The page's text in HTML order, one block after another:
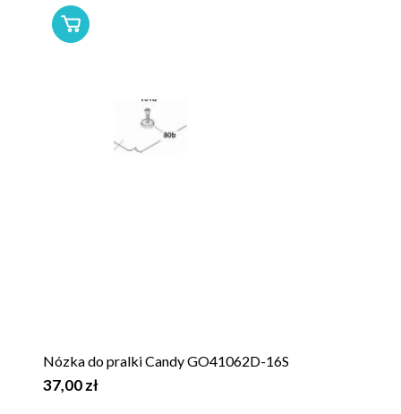
Nózka do pralki Candy GO41062D-16S
37,00 zł